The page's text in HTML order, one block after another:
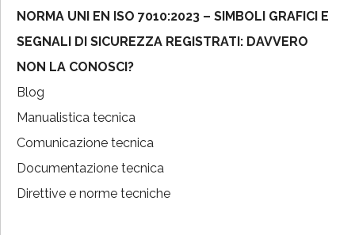
NORMA UNI EN ISO 7010:2023 – SIMBOLI GRAFICI E
SEGNALI DI SICUREZZA REGISTRATI: DAVVERO
NON LA CONOSCI?
Blog
Manualistica tecnica
Comunicazione tecnica
Documentazione tecnica
Direttive e norme tecniche